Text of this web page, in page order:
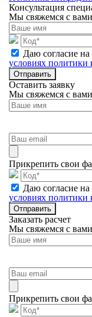
Консультация
Мы свяжемся с
Даю согласие на
условиях политики
Отправить
Оставить заявку
Мы свяжемся с
Прикрепить свои
Даю согласие на
условиях политики
Отправить
Заказать расчет
Мы свяжемся с
Прикрепить свои